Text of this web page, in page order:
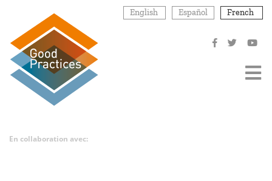
contenu
principal
English Español French
En collaboration avec: